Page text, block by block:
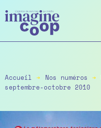
to
the
content
Accueil ➔ Nos numéros ➔
septembre-octobre 2010